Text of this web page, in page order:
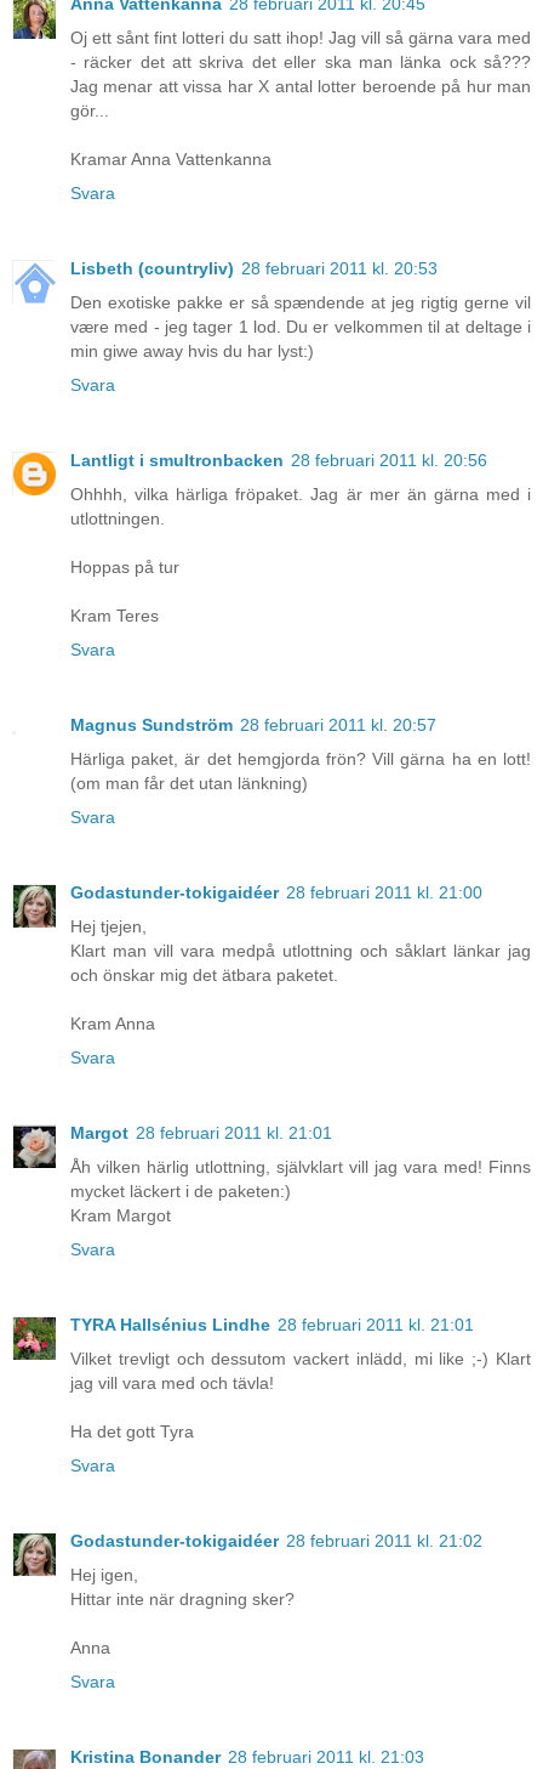
Anna Vattenkanna 28 februari 2011 kl. 20:45
Oj ett sånt fint lotteri du satt ihop! Jag vill så gärna vara med
- räcker det att skriva det eller ska man länka ock så???
Jag menar att vissa har X antal lotter beroende på hur man
gör...
Kramar Anna Vattenkanna
Svara
Lisbeth (countryliv) 28 februari 2011 kl. 20:53
Den exotiske pakke er så spændende at jeg rigtig gerne vil
være med - jeg tager 1 lod. Du er velkommen til at deltage i
min giwe away hvis du har lyst:)
Svara
Lantligt i smultronbacken 28 februari 2011 kl. 20:56
Ohhhh, vilka härliga fröpaket. Jag är mer än gärna med i
utlottningen.
Hoppas på tur
Kram Teres
Svara
Magnus Sundström 28 februari 2011 kl. 20:57
Härliga paket, är det hemgjorda frön? Vill gärna ha en lott!
(om man får det utan länkning)
Svara
Godastunder-tokigaidéer 28 februari 2011 kl. 21:00
Hej tjejen,
Klart man vill vara medpå utlottning och såklart länkar jag
och önskar mig det ätbara paketet.
Kram Anna
Svara
Margot 28 februari 2011 kl. 21:01
Åh vilken härlig utlottning, självklart vill jag vara med! Finns
mycket läckert i de paketen:)
Kram Margot
Svara
TYRA Hallsénius Lindhe 28 februari 2011 kl. 21:01
Vilket trevligt och dessutom vackert inlädd, mi like ;-) Klart
jag vill vara med och tävla!
Ha det gott Tyra
Svara
Godastunder-tokigaidéer 28 februari 2011 kl. 21:02
Hej igen,
Hittar inte när dragning sker?
Anna
Svara
Kristina Bonander 28 februari 2011 kl. 21:03